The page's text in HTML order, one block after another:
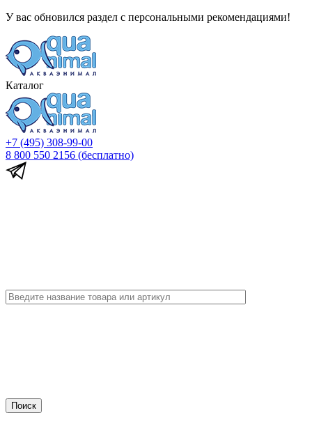
У вас обновился раздел с персональными рекомендациями!
Каталог
+7 (495) 308-99-00
8 800 550 2156 (бесплатно)